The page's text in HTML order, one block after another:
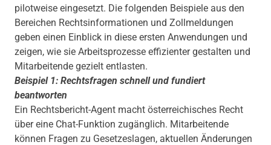
pilotweise eingesetzt. Die folgenden Beispiele aus den
Bereichen Rechtsinformationen und Zollmeldungen
geben einen Einblick in diese ersten Anwendungen und
zeigen, wie sie Arbeitsprozesse effizienter gestalten und
Mitarbeitende gezielt entlasten.
Beispiel 1: Rechtsfragen schnell und fundiert
beantworten
Ein Rechtsbericht-Agent macht österreichisches Recht
über eine Chat-Funktion zugänglich. Mitarbeitende
können Fragen zu Gesetzeslagen, aktuellen Änderungen